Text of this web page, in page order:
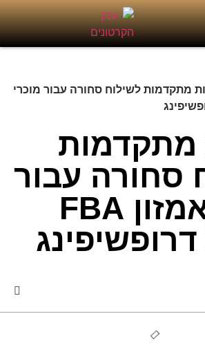
מתקדמות לשילוח סחורה עבור מוכרי
מתקדמות
סחורה עבור
מוכרי אמזון FBA